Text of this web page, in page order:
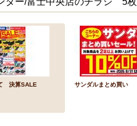
決算SALE サンダルまとめ買い